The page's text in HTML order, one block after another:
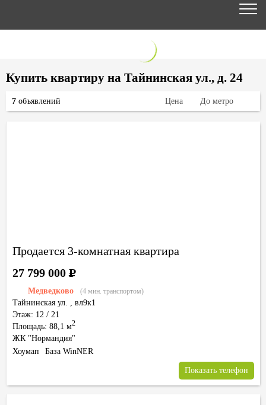
Купить квартиру на Тайнинская ул., д. 24
Продается 3-комнатная квартира
Медведково (4 мин. транспортом)
Тайнинская ул. , вл9к1
Этаж: 12 / 21
Площадь: 88,1 м2
ЖК "Нормандия"
27 799 000Р
Хоумап База WinNER
Показать телефон
7 объявлений Цена До метро